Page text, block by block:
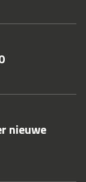
nieuwe